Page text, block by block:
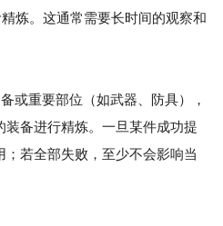
炼。这通常需要长时间的观察和
重要部位（如武器、防具），
备进行精炼。一旦某件成功提
若全部失败，至少不会影响当